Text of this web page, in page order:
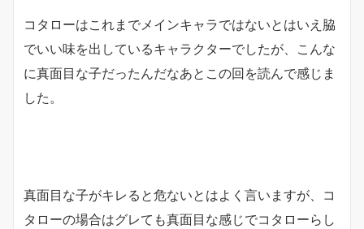
コタローはこれまでメインキャラではないとはいえ脇
でいい味を出しているキャラクターでしたが、こんな
に真面目な子だったんだなあとこの回を読んで感じま
した。
真面目な子がキレると危ないとはよく言いますが、コ
タローの場合はグレても真面目な感じでコタローらし